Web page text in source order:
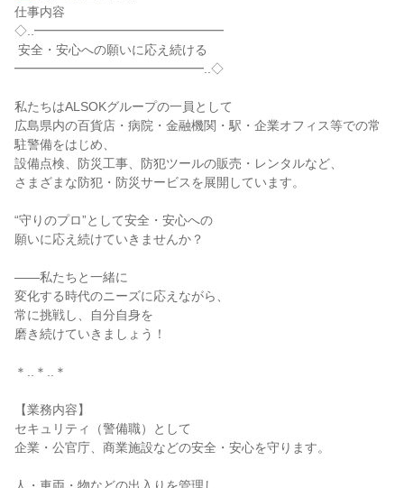
仕事内容
◇..━━━━━━━━━━━━━━━
━━━━━━━━━━━━━━━..◇
私たちはALSOKグループの一員として
広島県内の百貨店・病院・金融機関・駅・企業オフィス等での常
駐警備をはじめ、
設備点検、防災工事、防犯ツールの販売・レンタルなど、
さまざまな防犯・防災サービスを展開しています。
“守りのプロ”として安全・安心への
願いに応え続けていきませんか？
――私たちと一緒に
変化する時代のニーズに応えながら、
常に挑戦し、自分自身を
磨き続けていきましょう！
＊..＊..＊
【業務内容】
セキュリティ（警備職）として
企業・公官庁、商業施設などの安全・安心を守ります。